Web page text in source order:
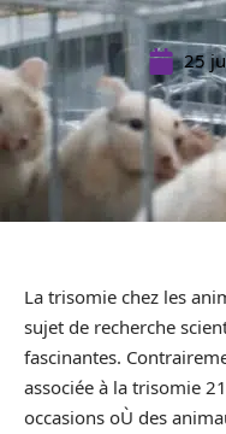
25
La trisomie chez les
sujet de recherche
fascinantes.
associée à la trisomie
occasions oÙ des